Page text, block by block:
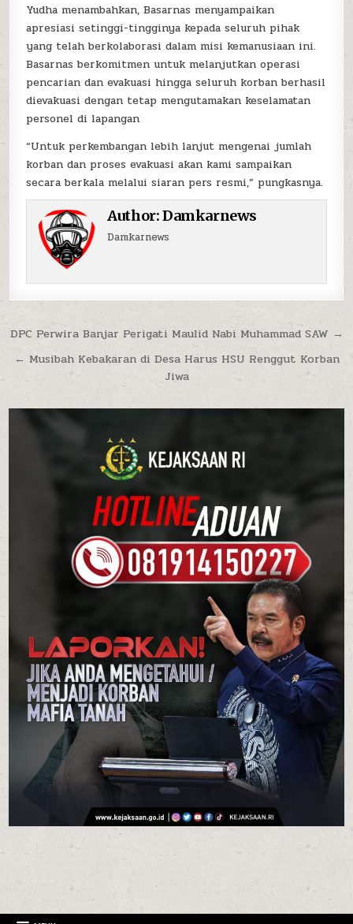
Yudha menambahkan, Basarnas menyampaikan
apresiasi setinggi-tingginya kepada seluruh pihak
yang telah berkolaborasi dalam misi kemanusiaan ini.
Basarnas berkomitmen untuk melanjutkan operasi
pencarian dan evakuasi hingga seluruh korban berhasil
dievakuasi dengan tetap mengutamakan keselamatan
personel di lapangan
“Untuk perkembangan lebih lanjut mengenai jumlah
korban dan proses evakuasi akan kami sampaikan
secara berkala melalui siaran pers resmi,” pungkasnya.
Author:Damkarnews
Damkarnews
Navigasi pos
DPC Perwira Banjar Perigati Maulid Nabi Muhammad SAW →
← Musibah Kebakaran di Desa Harus HSU Renggut Korban
Jiwa